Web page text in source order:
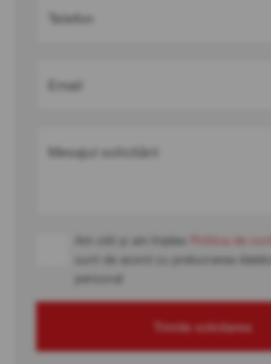
Telefon
Email
Mesajul solicitării
Am citit și am înțeles Politica de
sunt de acord cu prelucrarea
personal
Trimite solicitarea